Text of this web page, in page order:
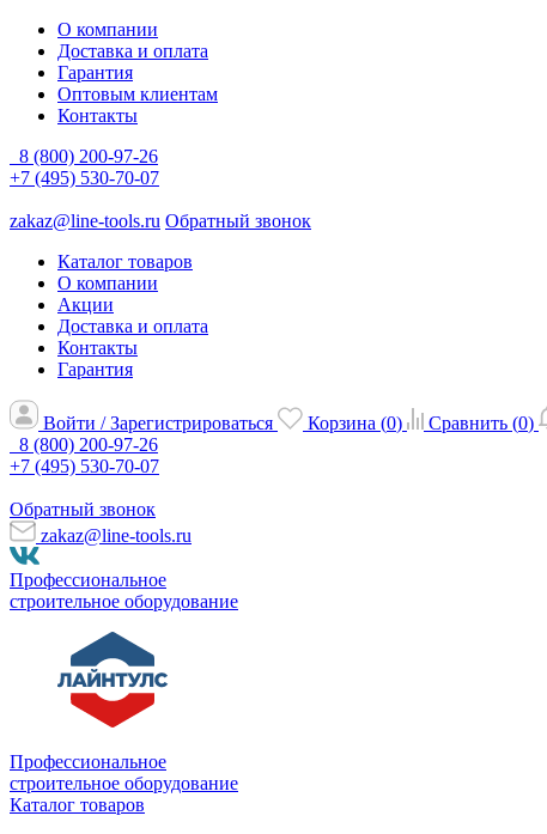
О компании
Доставка и оплата
Гарантия
Оптовым клиентам
Контакты
8 (800) 200-97-26
+7 (495) 530-70-07
zakaz@line-tools.ru Обратный звонок
Каталог товаров
О компании
Акции
Доставка и оплата
Контакты
Гарантия
Войти / Зарегистрироваться Корзина (0) Сравнить (0)
8 (800) 200-97-26
+7 (495) 530-70-07
Обратный звонок
zakaz@line-tools.ru
Профессиональное
строительное оборудование
Профессиональное
строительное оборудование
Каталог товаров